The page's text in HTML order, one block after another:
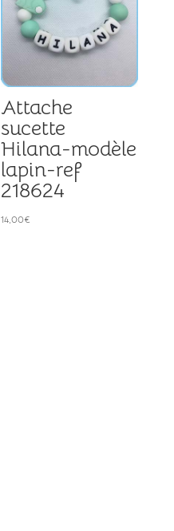
Attache
sucette
Hilana-modèle
lapin-ref
218624
14,00€